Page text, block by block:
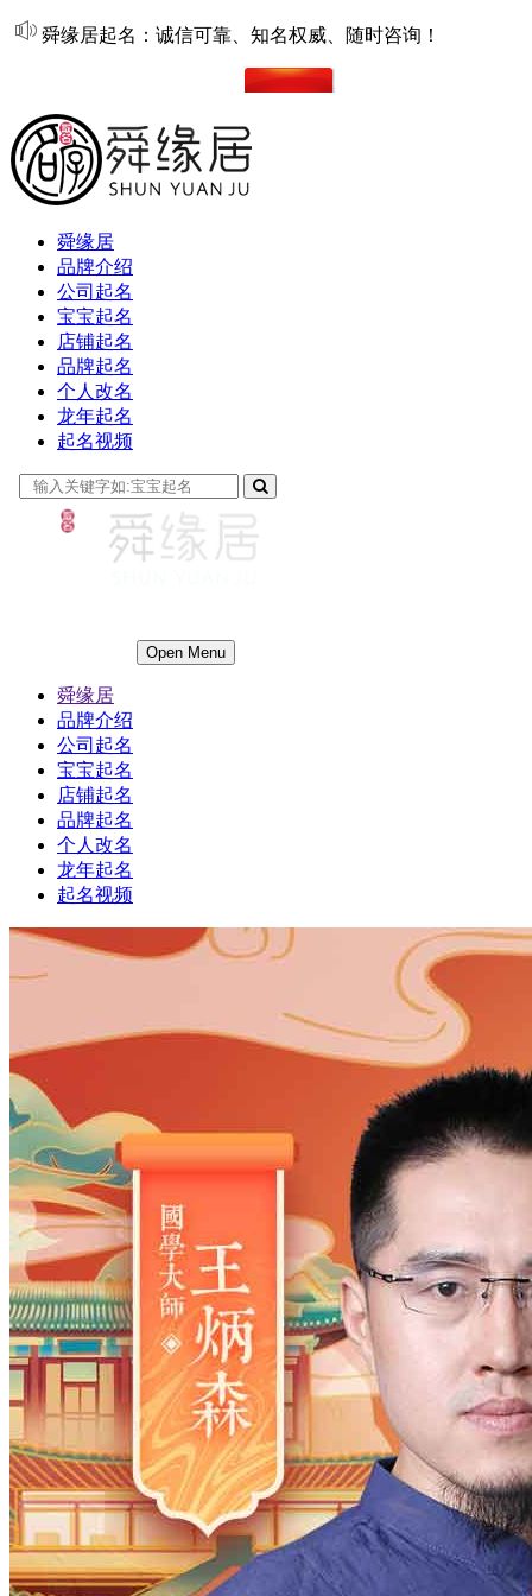
舜缘居起名：诚信可靠、知名权威、随时咨询！
舜缘居
品牌介绍
公司起名
宝宝起名
店铺起名
品牌起名
个人改名
龙年起名
起名视频
Open Menu
舜缘居
品牌介绍
公司起名
宝宝起名
店铺起名
品牌起名
个人改名
龙年起名
起名视频